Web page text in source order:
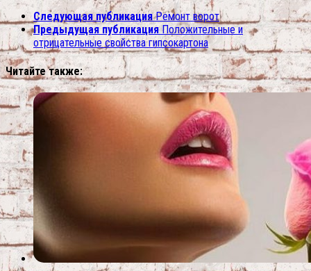
Следующая публикация Ремонт ворот
Предыдущая публикация Положительные и
отрицательные свойства гипсокартона
Читайте также: